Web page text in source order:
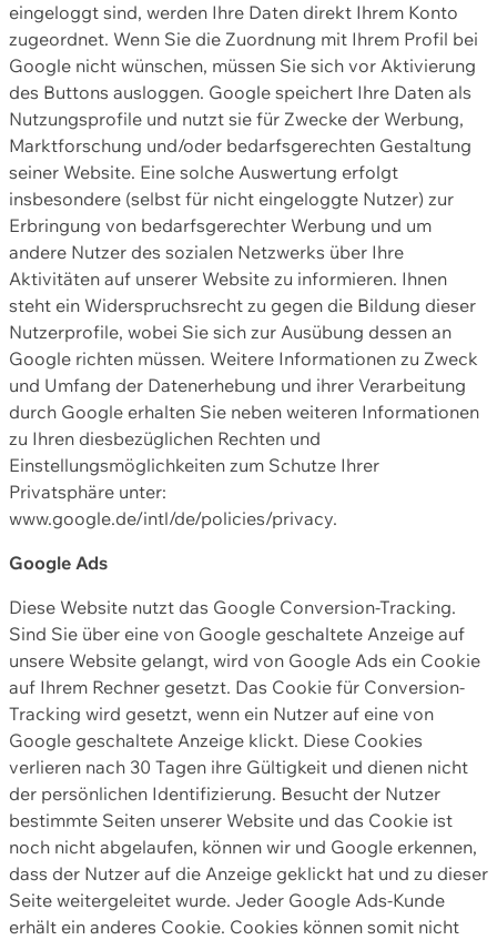
eingeloggt sind, werden Ihre Daten direkt Ihrem Konto
zugeordnet. Wenn Sie die Zuordnung mit Ihrem Profil bei
Google nicht wünschen, müssen Sie sich vor Aktivierung
des Buttons ausloggen. Google speichert Ihre Daten als
Nutzungsprofile und nutzt sie für Zwecke der Werbung,
Marktforschung und/oder bedarfsgerechten Gestaltung
seiner Website. Eine solche Auswertung erfolgt
insbesondere (selbst für nicht eingeloggte Nutzer) zur
Erbringung von bedarfsgerechter Werbung und um
andere Nutzer des sozialen Netzwerks über Ihre
Aktivitäten auf unserer Website zu informieren. Ihnen
steht ein Widerspruchsrecht zu gegen die Bildung dieser
Nutzerprofile, wobei Sie sich zur Ausübung dessen an
Google richten müssen. Weitere Informationen zu Zweck
und Umfang der Datenerhebung und ihrer Verarbeitung
durch Google erhalten Sie neben weiteren Informationen
zu Ihren diesbezüglichen Rechten und
Einstellungsmöglichkeiten zum Schutze Ihrer
Privatsphäre unter:
www.google.de/intl/de/policies/privacy.
Google Ads
Diese Website nutzt das Google Conversion-Tracking.
Sind Sie über eine von Google geschaltete Anzeige auf
unsere Website gelangt, wird von Google Ads ein Cookie
auf Ihrem Rechner gesetzt. Das Cookie für Conversion-
Tracking wird gesetzt, wenn ein Nutzer auf eine von
Google geschaltete Anzeige klickt. Diese Cookies
verlieren nach 30 Tagen ihre Gültigkeit und dienen nicht
der persönlichen Identifizierung. Besucht der Nutzer
bestimmte Seiten unserer Website und das Cookie ist
noch nicht abgelaufen, können wir und Google erkennen,
dass der Nutzer auf die Anzeige geklickt hat und zu dieser
Seite weitergeleitet wurde. Jeder Google Ads-Kunde
erhält ein anderes Cookie. Cookies können somit nicht